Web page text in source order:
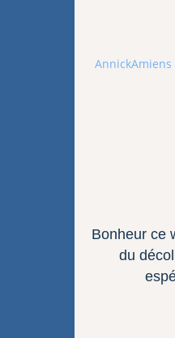
AnnickAmiens
Bonheur ce
du